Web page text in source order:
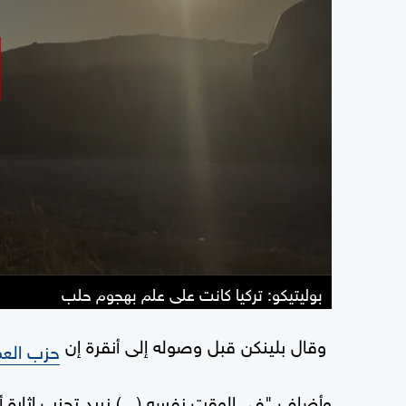
بوليتيكو: تركيا كانت على علم بهجوم حلب
وقال بلينكن قبل وصوله إلى أنقرة إن حزب
وأضاف "في الوقت نفسه (...) نريد تجنب إثارة